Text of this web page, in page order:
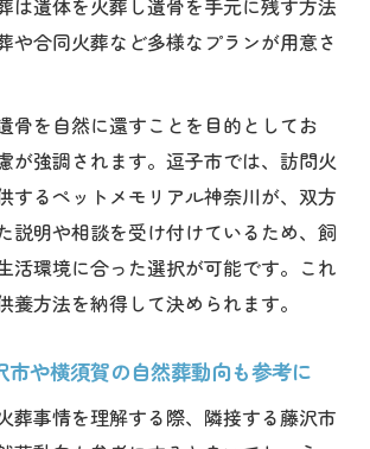
は遺体を火葬し遺骨を手元に残す方法
や合同火葬など多様なプランが用意さ
骨を自然に還すことを目的としてお
が強調されます。逗子市では、訪問火
するペットメモリアル神奈川が、双方
説明や相談を受け付けているため、飼
活環境に合った選択が可能です。これ
養方法を納得して決められます。
市や横須賀の自然葬動向も参考に
葬事情を理解する際、隣接する藤沢市